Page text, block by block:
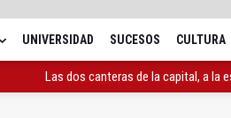
UNIVERSIDAD SUCESOS CULTURA
Las dos canteras de la capital, a la
La Guardia Civil reforzará la